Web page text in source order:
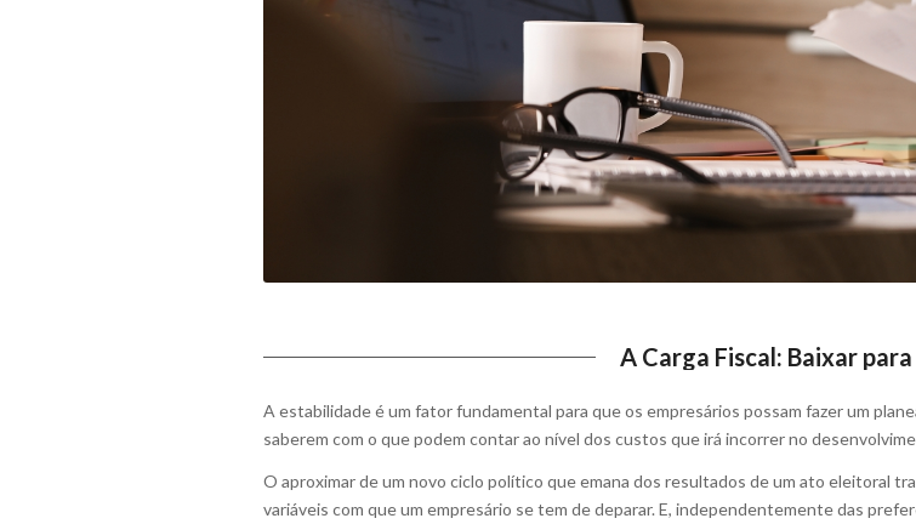
A Carga Fiscal: Baixar para
A estabilidade é um fator fundamental para que os empresários possam fazer um
saberem com o que podem contar ao nível dos custos que irá incorrer no
O aproximar de um novo ciclo político que emana dos resultados de um ato eleitoral
variáveis com que um empresário se tem de deparar. E, independentemente das